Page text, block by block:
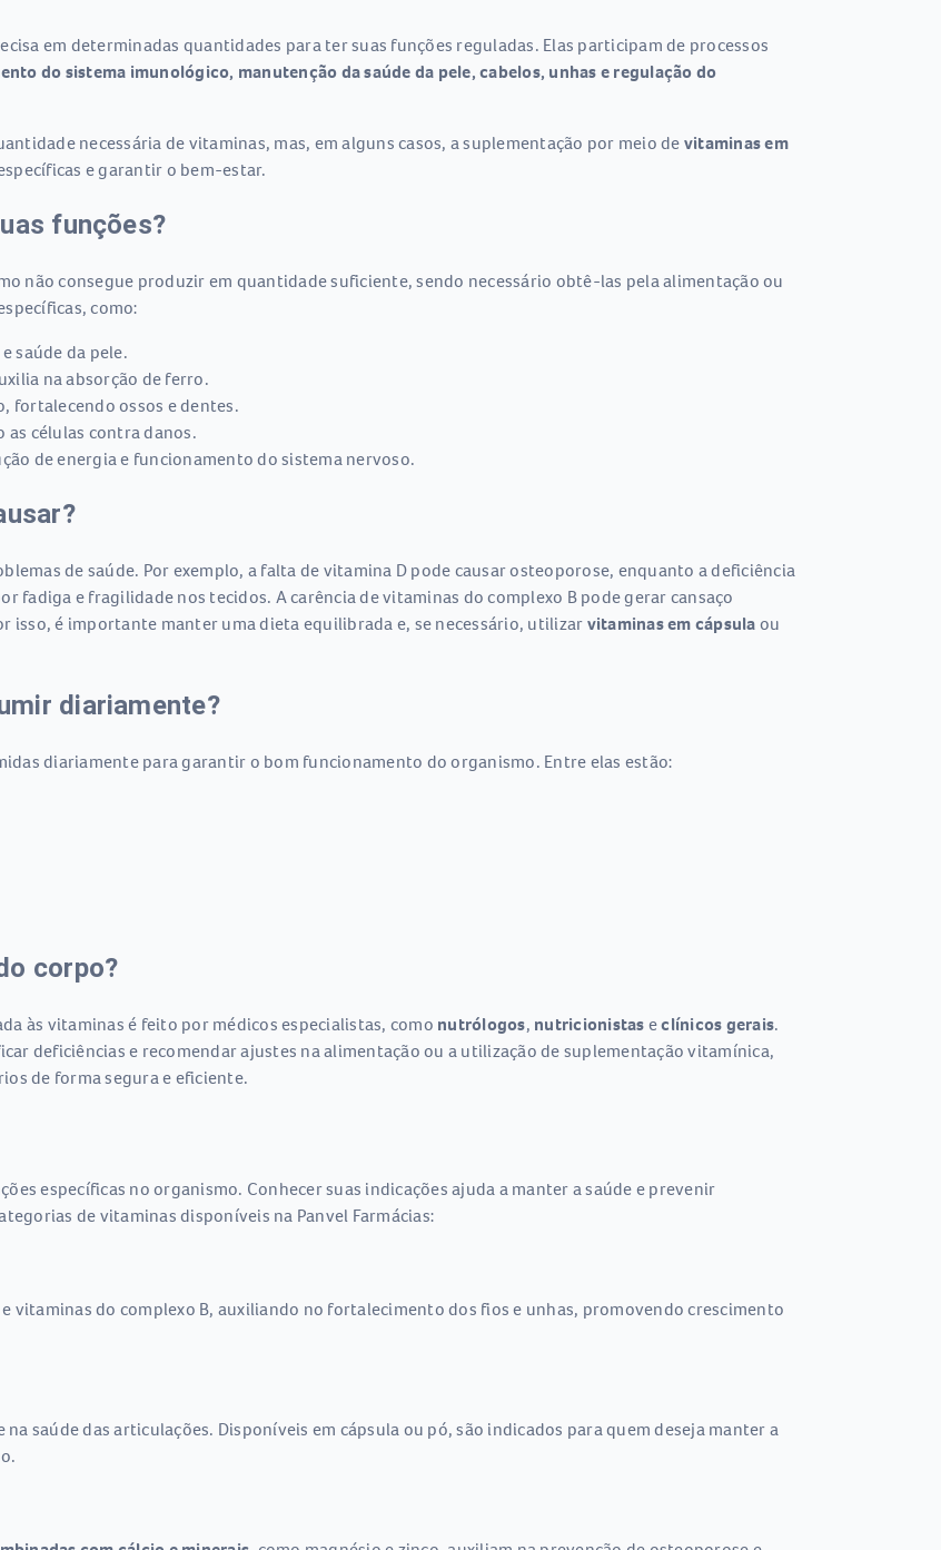
em determinadas quantidades para ter suas funções reguladas. Elas participam de processos
do sistema imunológico, manutenção da saúde da pele, cabelos, unhas e regulação do
necessária de vitaminas, mas, em alguns casos, a suplementação por meio de vitaminas em
e garantir o bem-estar.
funções?
não consegue produzir em quantidade suficiente, sendo necessário obtê-las pela alimentação ou
como:
saúde da pele.
na absorção de ferro.
fortalecendo ossos e dentes.
células contra danos.
de energia e funcionamento do sistema nervoso.
de saúde. Por exemplo, a falta de vitamina D pode causar osteoporose, enquanto a deficiência
fadiga e fragilidade nos tecidos. A carência de vitaminas do complexo B pode gerar cansaço
isso, é importante manter uma dieta equilibrada e, se necessário, utilizarvitaminas em cápsula ou
diariamente?
diariamente para garantir o bom funcionamento do organismo. Entre elas estão:
corpo?
às vitaminas é feito por médicos especialistas, como nutrólogos, nutricionistas eclínicos gerais.
deficiências e recomendar ajustes na alimentação ou a utilização de suplementação vitamínica,
de forma segura e eficiente.
específicas no organismo. Conhecer suas indicações ajuda a manter a saúde e prevenir
de vitaminas disponíveis na Panvel Farmácias:
vitaminas do complexo B, auxiliando no fortalecimento dos fios e unhas, promovendo crescimento
saúde das articulações. Disponíveis em cápsula ou pó, são indicados para quem deseja manter a